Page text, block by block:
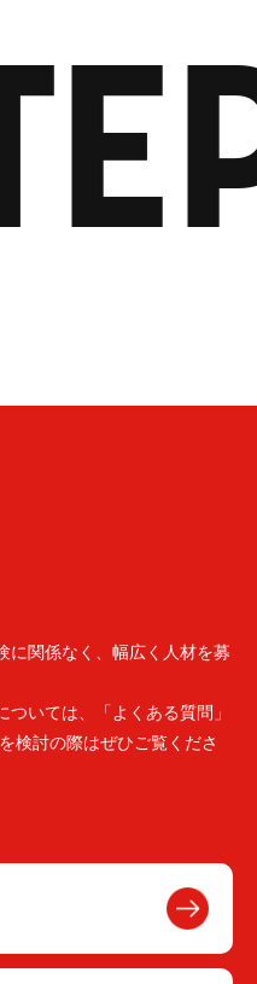
に関係なく、幅広く人材を募
いては、「よくある質問」
検討の際はぜひご覧くださ